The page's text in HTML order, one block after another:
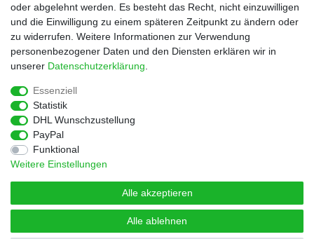
Blog
Choco Patiss
|
oder abgelehnt werden. Es besteht das Recht, nicht einzuwilligen
und die Einwilligung zu einem späteren Zeitpunkt zu ändern oder
zu widerrufen. Weitere Informationen zur Verwendung
personenbezogener Daten und den Diensten erklären wir in
unserer Daten­schutz­erklärung
Essenziell
Statistik
DHL Wunschzustellung
PayPal
Funktional
Weitere Einstellungen
Alle akzeptieren
Alle ablehnen